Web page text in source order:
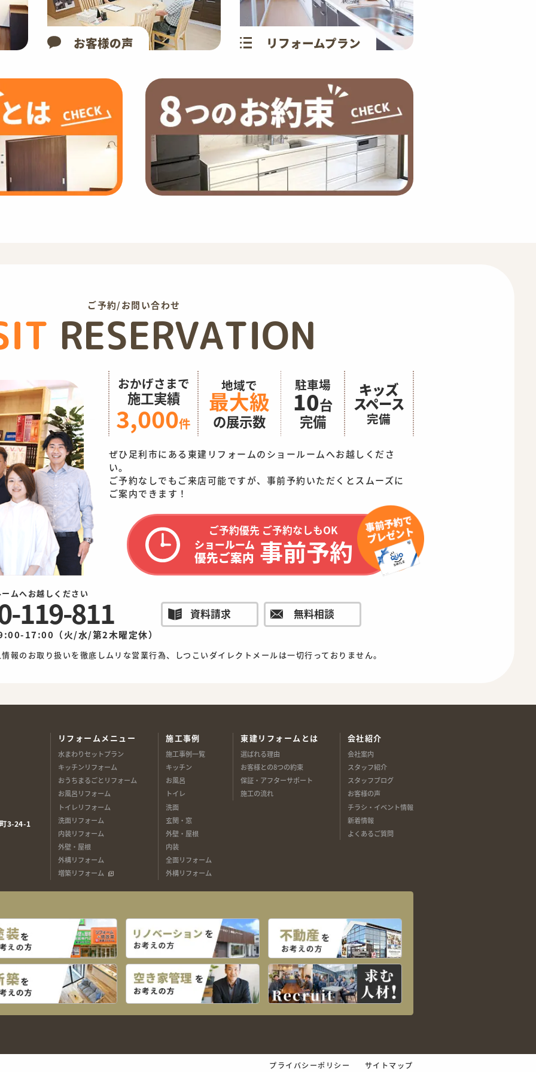
お客様の声 リフォームプラン
ご予約/お問い合わせ
RESERVATION
おかげさまで
施工実績
3,000件
地域で
最大級
の展示数
駐車場
10台
完備
キッズ
スペース
完備
ぜひ足利市にある東建リフォームのショールームへお越しくださ
い。
ご予約なしでもご来店可能ですが、事前予約いただくとスムーズに
ご案内できます！
ご予約優先 ご予約なしもOK
ショールーム
優先ご案内 事前予約
ムへお越しください
119-811
17:00（火/水/第2木曜定休）
資料請求 無料相談
報のお取り扱いを徹底しムリな営業行為、しつこいダイレクトメールは一切行っておりません。
3-24-1
リフォームメニュー
水まわりセットプラン
キッチンリフォーム
おうちまるごとリフォーム
お風呂リフォーム
トイレリフォーム
洗面リフォーム
内装リフォーム
外壁・屋根
外構リフォーム
増築リフォーム
施工事例
施工事例一覧
キッチン
お風呂
トイレ
洗面
玄関・窓
外壁・屋根
内装
全面リフォーム
外構リフォーム
東建リフォームとは
選ばれる理由
お客様との8つの約束
保証・アフターサポート
施工の流れ
会社紹介
会社案内
スタッフ紹介
スタッフブログ
お客様の声
チラシ・イベント情報
新着情報
よくあるご質問
プライバシーポリシー サイトマップ